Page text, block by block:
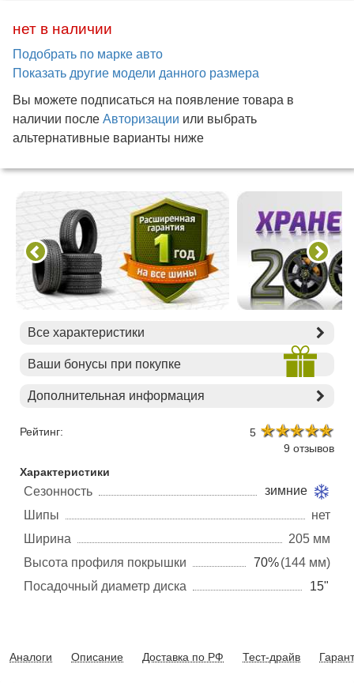
нет в наличии
Подобрать по марке авто
Показать другие модели данного размера
Вы можете подписаться на появление товара в
наличии после Авторизации или выбрать
альтернативные варианты ниже
Все характеристики
Ваши бонусы при покупке
Дополнительная информация
Рейтинг:
5
9 отзывов
Характеристики
Сезонность
зимние
Шипы
нет
Ширина
205 мм
Высота профиля покрышки
70%(144 мм)
Посадочный диаметр диска
15"
Аналоги Описание Доставка по РФ Тест-драйв